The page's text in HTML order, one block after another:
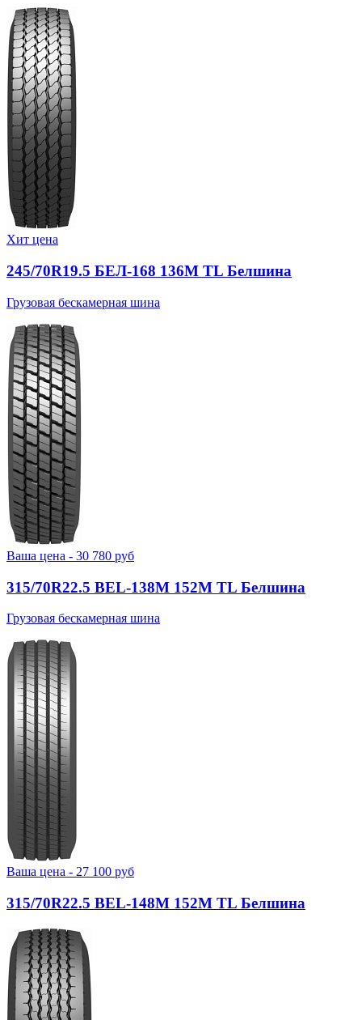
Хит цена
245/70R19.5 БЕЛ-168 136M TL Белшина
Грузовая бескамерная шина
Ваша цена - 30 780 руб
315/70R22.5 BEL-138М 152M TL Белшина
Грузовая бескамерная шина
Ваша цена - 27 100 руб
315/70R22.5 BEL-148М 152M TL Белшина